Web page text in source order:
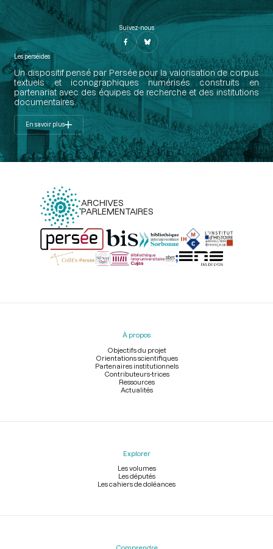
Suivez-nous
Les perséides
Un dispositif pensé par Persée pour la valorisation de corpus
textuels et iconographiques numérisés construits en
partenariat avec des équipes de recherche et des institutions
documentaires.
En savoir plus
ARCHIVES
PARLEMENTAIRES
Menu
À propos
Objectifs du projet
Orientations scientifiques
Partenaires institutionnels
Contributeurs-trices
Ressources
Actualités
Explorer
Les volumes
Les députés
Les cahiers de doléances
Comprendre